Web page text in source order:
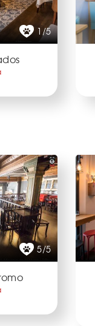
1/5
5/5